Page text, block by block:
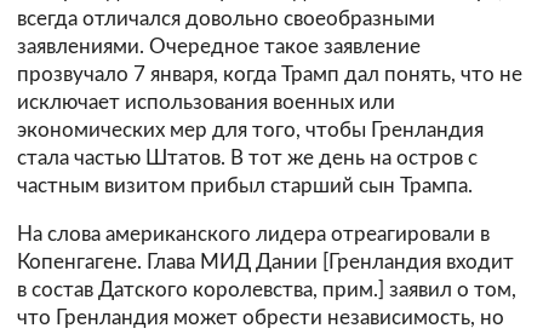
всегда отличался довольно своеобразными
заявлениями. Очередное такое заявление
прозвучало 7 января, когда Трамп дал понять, что не
исключает использования военных или
экономических мер для того, чтобы Гренландия
стала частью Штатов. В тот же день на остров с
частным визитом прибыл старший сын Трампа.
На слова американского лидера отреагировали в
Копенгагене. Глава МИД Дании [Гренландия входит
в состав Датского королевства, прим.] заявил о том,
что Гренландия может обрести независимость, но